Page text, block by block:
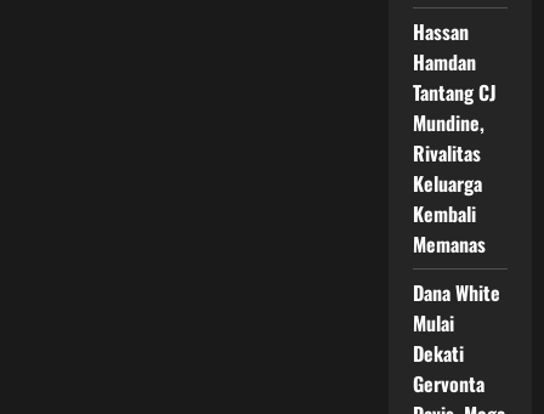
Hassan
Hamdan
Tantang CJ
Mundine,
Rivalitas
Keluarga
Kembali
Memanas
Dana White
Mulai
Dekati
Gervonta